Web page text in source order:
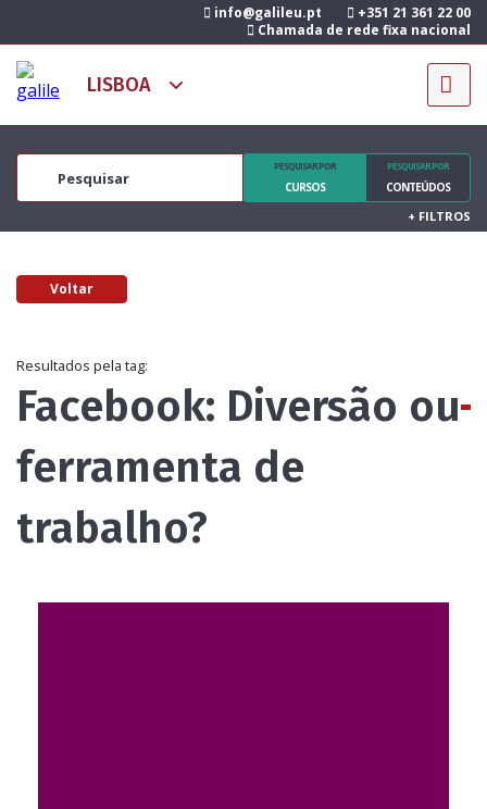
info@galileu.pt
+351 21 361 22 00
Chamada de rede fixa nacional
PESQUISAR POR
CURSOS
PESQUISAR POR
CONTEÚDOS
+ FILTROS
Voltar
Resultados pela tag:
Facebook: Diversão ou
ferramenta de
trabalho?